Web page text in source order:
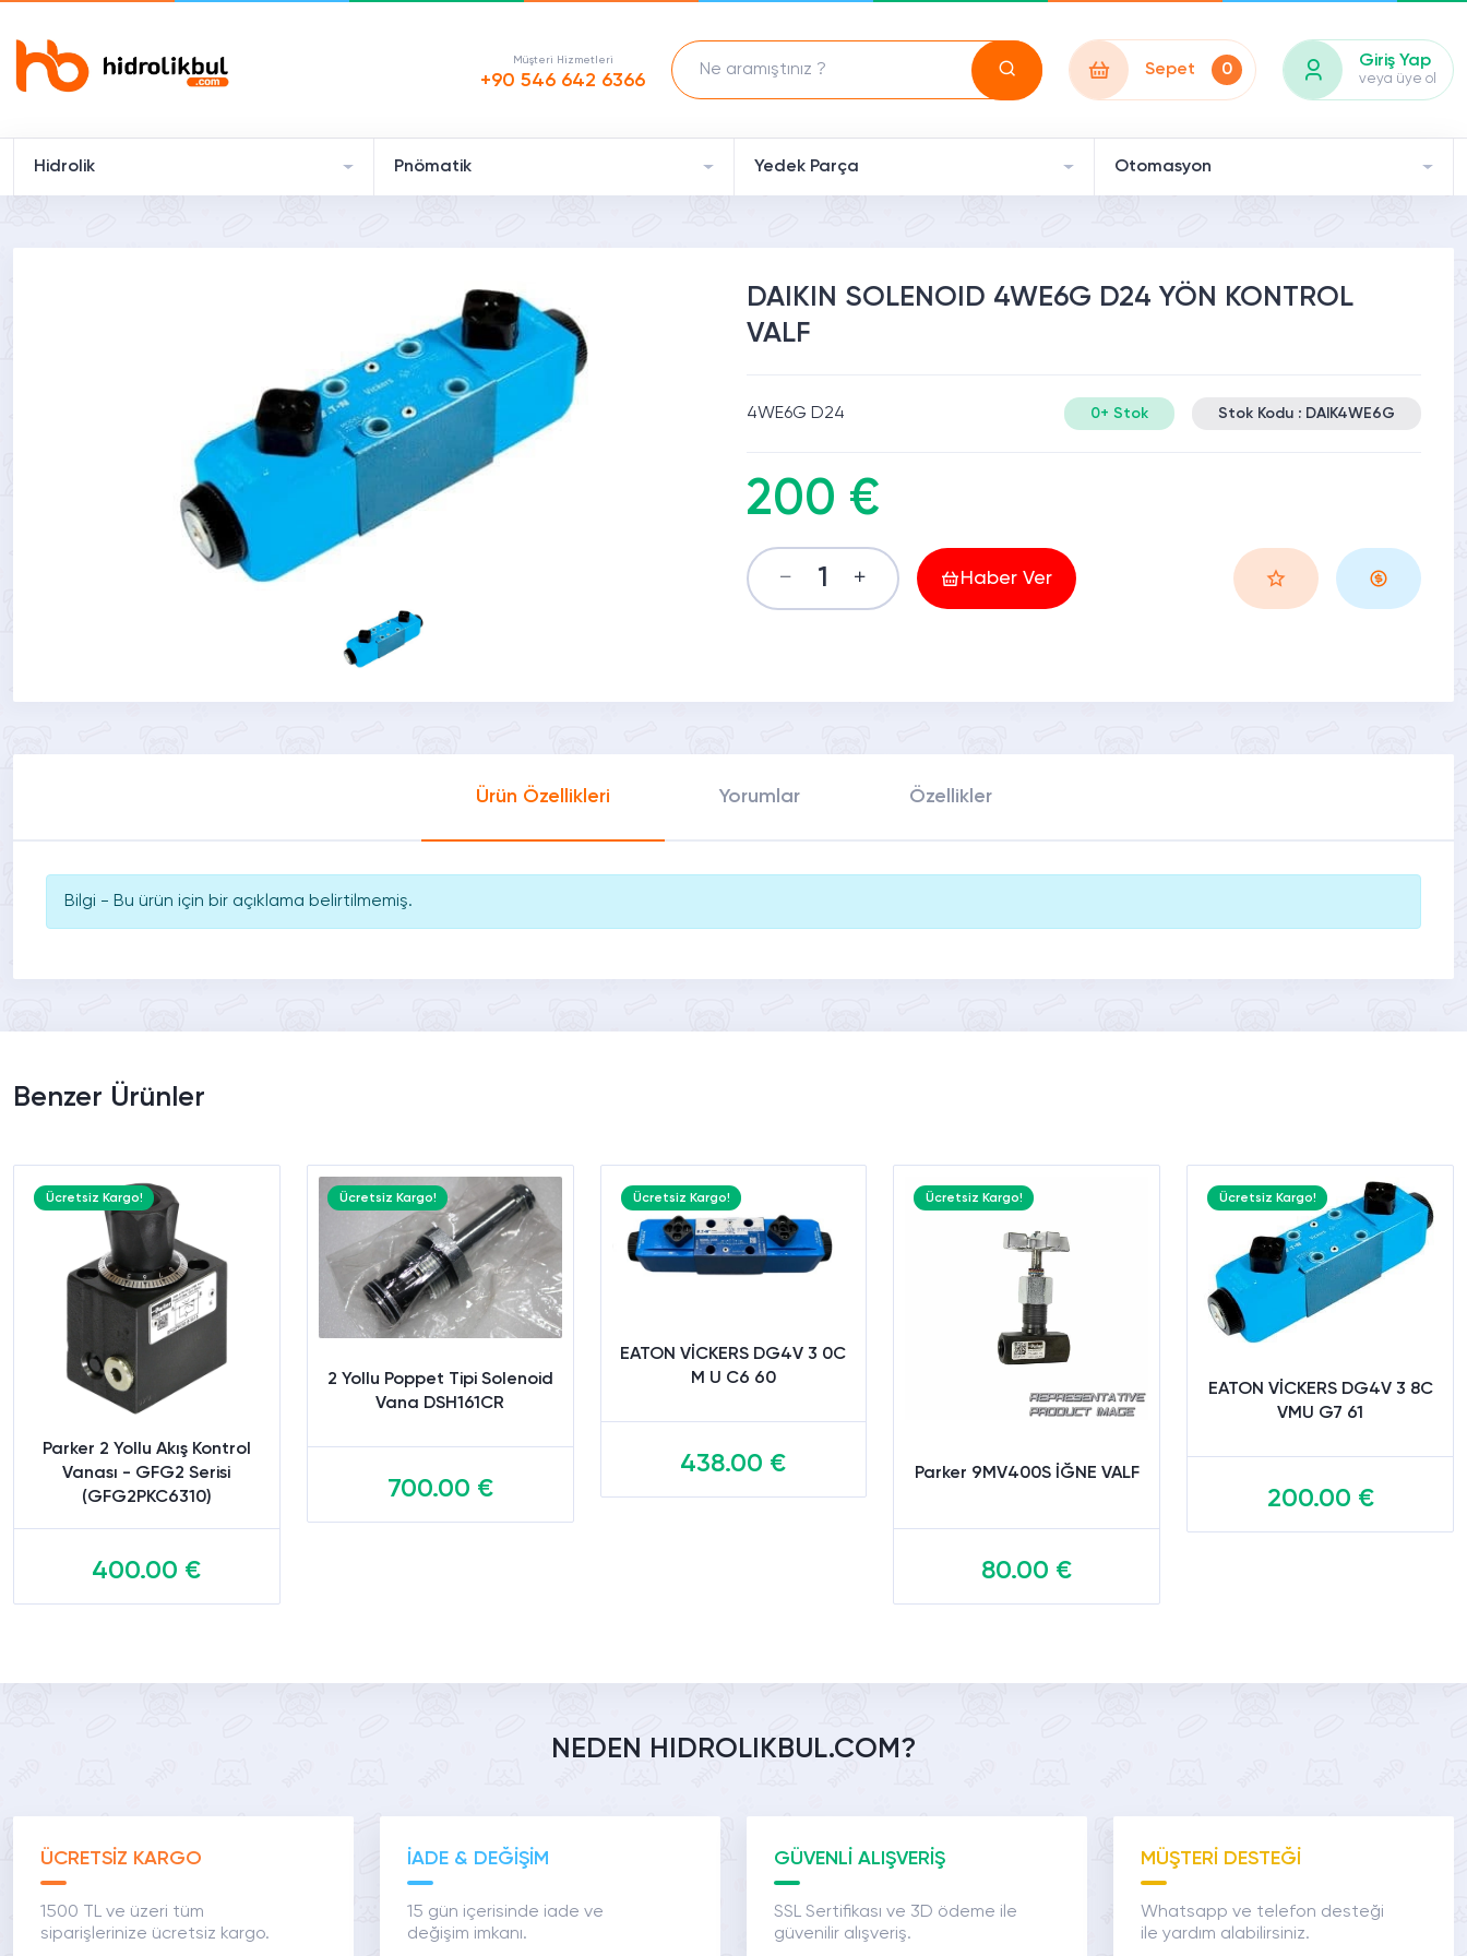
Müşteri Hizmetleri
+90 546 642 6366
Sepet 0 Giriş Yap
veya üye ol
Hidrolik Pnömatik Yedek Parça Otomasyon
DAIKIN SOLENOID 4WE6G D24 YÖN KONTROL
VALF
4WE6G D24 0+ Stok Stok Kodu : DAIK4WE6G
200 €
Haber Ver
Ürün Özellikleri Yorumlar Özellikler
Bilgi - Bu ürün için bir açıklama belirtilmemiş.
Benzer Ürünler
Ücretsiz Kargo!
Parker 2 Yollu Akış Kontrol
Vanası - GFG2 Serisi
(GFG2PKC6310)
400.00 €
Sepete Ekle
Ücretsiz Kargo!
2 Yollu Poppet Tipi Solenoid
Vana DSH161CR
700.00 €
Ücretsiz Kargo!
EATON VİCKERS DG4V 3 0C
M U C6 60
438.00 €
Ücretsiz Kargo!
Parker 9MV400S İĞNE VALF
80.00 €
Sepete Ekle
Ücretsiz Kargo!
EATON VİCKERS DG4V 3 8C
VMU G7 61
200.00 €
NEDEN HIDROLIKBUL.COM?
ÜCRETSİZ KARGO
1500 TL ve üzeri tüm
siparişlerinize ücretsiz kargo.
İADE & DEĞİŞİM
15 gün içerisinde iade ve
değişim imkanı.
GÜVENLİ ALIŞVERİŞ
SSL Sertifikası ve 3D ödeme ile
güvenilir alışveriş.
MÜŞTERİ DESTEĞİ
Whatsapp ve telefon desteği
ile yardım alabilirsiniz.